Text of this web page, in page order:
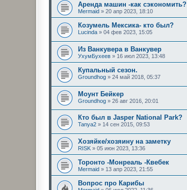
Аренда машин -как сэкономить?
Mermaid » 20 апр 2023, 18:10
Козумель Мексика- кто был?
Lucinda » 04 фев 2023, 15:05
Из Ванкувера в Ванкувер
УхумБухеев » 16 июл 2023, 13:48
Купальный сезон.
Groundhog » 24 май 2018, 05:37
Моунт Бейкер
Groundhog » 26 авг 2016, 20:01
Кто был в Jasper National Park?
Tanya2 » 14 сен 2015, 09:53
Хозяйке/хозяину на заметку
RISK » 05 июн 2023, 13:36
Торонто -Монреаль -Квебек
Mermaid » 13 апр 2023, 21:55
Вопрос про Карибы